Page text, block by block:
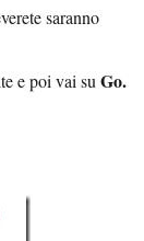
saranno
e poi vai su Go.